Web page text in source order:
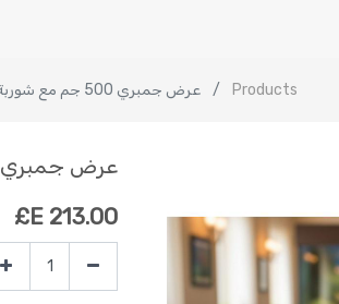
Products عرض جمبري 500 جم مع شوربةسي
عرض جمبري 500 جم مع شوربةسي
213.00